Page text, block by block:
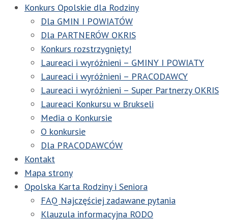
Konkurs Opolskie dla Rodziny
Dla GMIN I POWIATÓW
Dla PARTNERÓW OKRIS
Konkurs rozstrzygnięty!
Laureaci i wyróżnieni – GMINY I POWIATY
Laureaci i wyróżnieni – PRACODAWCY
Laureaci i wyróżnieni – Super Partnerzy OKRIS
Laureaci Konkursu w Brukseli
Media o Konkursie
O konkursie
Dla PRACODAWCÓW
Kontakt
Mapa strony
Opolska Karta Rodziny i Seniora
FAQ Najczęściej zadawane pytania
Klauzula informacyjna RODO